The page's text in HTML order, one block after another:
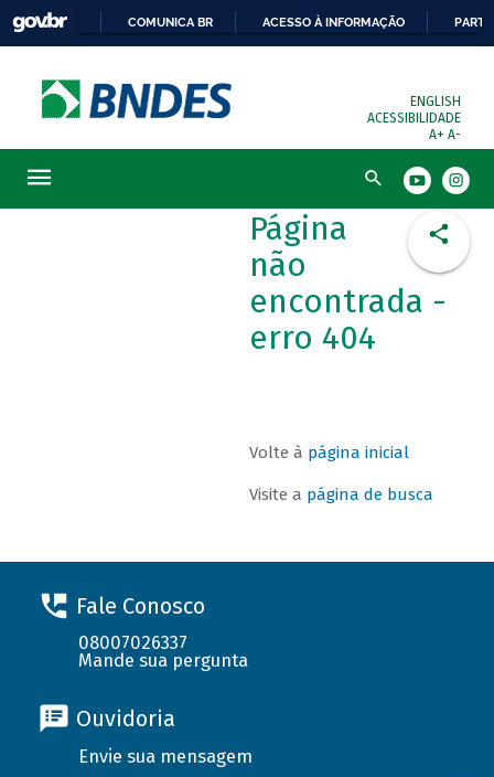
COMUNICA BR ACESSO À INFORMAÇÃO
ENGLISH
ACESSIBILIDADE
A+ A-
Busca
Página
não
encontrada -
erro 404
Volte à página inicial
Visite a página de busca
Fale Conosco
08007026337
Mande sua pergunta
Ouvidoria
Envie sua mensagem